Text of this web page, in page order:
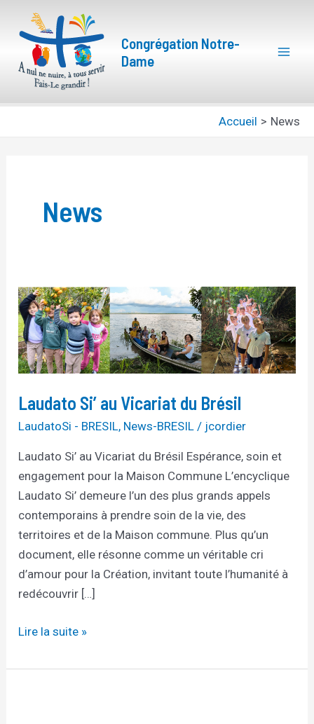
contenu
Congrégation Notre-
Dame
Accueil News
News
Laudato Si’ au Vicariat du Brésil
LaudatoSi - BRESIL, News-BRESIL / jcordier
Laudato Si’ au Vicariat du Brésil Espérance, soin et
engagement pour la Maison Commune L’encyclique
Laudato Si’ demeure l’un des plus grands appels
contemporains à prendre soin de la vie, des
territoires et de la Maison commune. Plus qu’un
document, elle résonne comme un véritable cri
d’amour pour la Création, invitant toute l’humanité à
redécouvrir […]
Laudato
Si’
au
Vicariat
du
Brésil
Lire la suite »
Pagination
d’article